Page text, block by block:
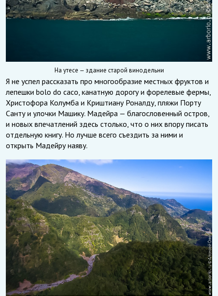
На утесе — здание старой винодельни
Я не успел рассказать про многообразие местных фруктов и
лепешки bolo do caco, канатную дорогу и форелевые фермы,
Христофора Колумба и Криштиану Роналду, пляжи Порту
Санту и улочки Машику. Мадейра — благословенный остров,
и новых впечатлений здесь столько, что о них впору писать
отдельную книгу. Но лучше всего съездить за ними и
открыть Мадейру наяву.